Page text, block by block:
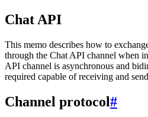
Chat API
This memo describes how to
through the Chat API channel when
API channel is asynchronous and
required capable of receiving and
Channel protocol#